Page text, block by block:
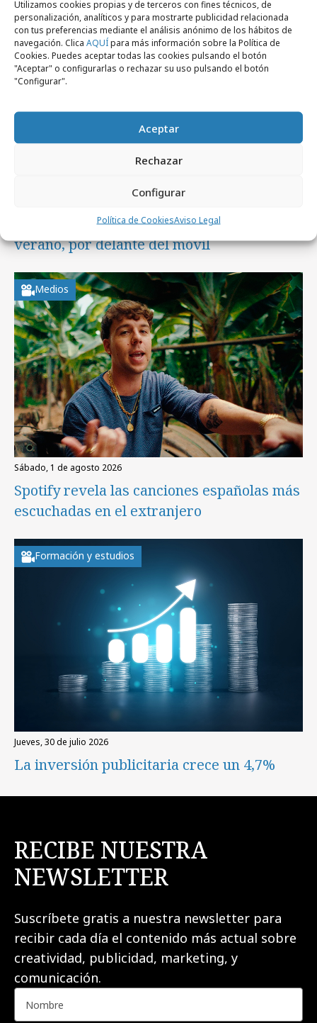
Utilizamos cookies propias y de terceros con fines técnicos, de
personalización, analíticos y para mostrarte publicidad relacionada
con tus preferencias mediante el análisis anónimo de los hábitos de
navegación. Clica AQUÍpara más información sobre la Política de
Cookies. Puedes aceptar todas las cookies pulsando el botón
"Aceptar" o configurarlas o rechazar su uso pulsando el botón
"Configurar".
Aceptar
Rechazar
Configurar
Política de CookiesAviso Legal
Medios
La televisión es el dispositivo líder en
verano, por delante del móvil
Medios
sábado, 1 de agosto 2026
Spotify revela las canciones españolas más
escuchadas en el extranjero
Formación y estudios
jueves, 30 de julio 2026
La inversión publicitaria crece un 4,7%
RECIBE NUESTRA
NEWSLETTER
Suscríbete gratis a nuestra newsletter para
recibir cada día el contenido más actual sobre
creatividad, publicidad, marketing, y
comunicación.